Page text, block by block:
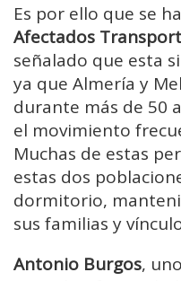
Es por ello que se
Afectados
señalado que esta
ya que Almería y
durante más de 50
el movimiento
Muchas de estas
estas dos
dormitorio,
sus familias y
Antonio Burgos,